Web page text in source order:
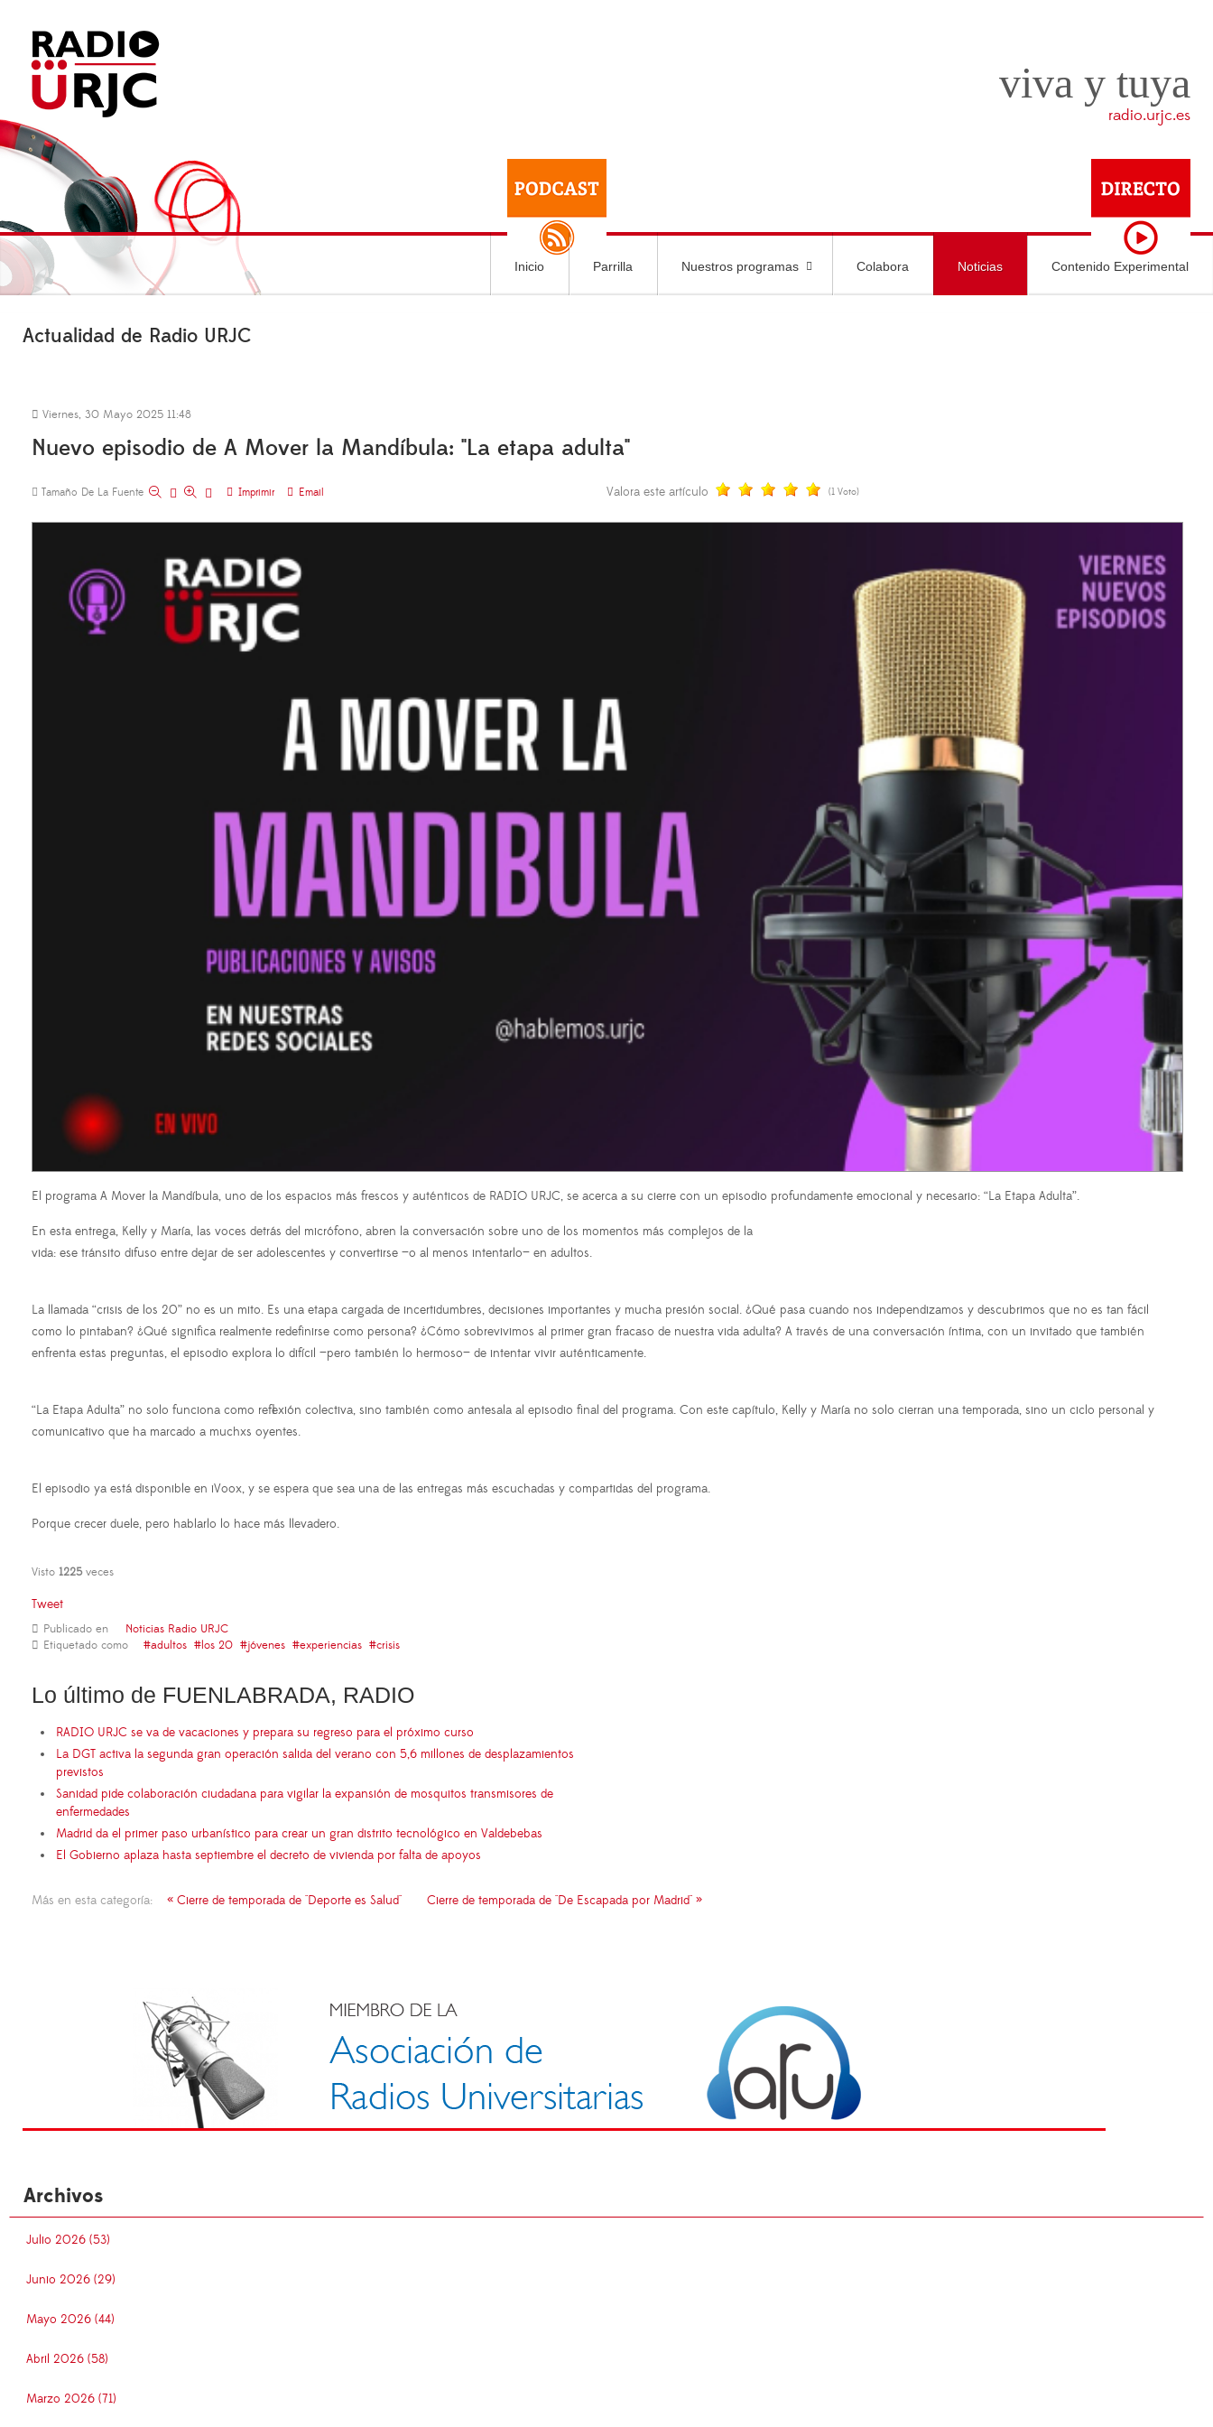
viva y tuya
radio.urjc.es
Inicio Parrilla Nuestros programas Colabora Noticias Contenido Experimental
Actualidad de Radio URJC
Viernes, 30 Mayo 2025 11:48
Nuevo episodio de A Mover la Mandíbula: "La etapa adulta"
Tamaño De La Fuente Imprimir Email Valora este artículo (1 Voto)
El programa A Mover la Mandíbula, uno de los espacios más frescos y auténticos de RADIO URJC, se acerca a su cierre con un episodio profundamente emocional y necesario: “La Etapa Adulta”.
En esta entrega, Kelly y María, las voces detrás del micrófono, abren la conversación sobre uno de los momentos más complejos de la
vida: ese tránsito difuso entre dejar de ser adolescentes y convertirse —o al menos intentarlo— en adultos.
La llamada “crisis de los 20” no es un mito. Es una etapa cargada de incertidumbres, decisiones importantes y mucha presión social. ¿Qué pasa cuando nos independizamos y descubrimos que no es tan fácil
como lo pintaban? ¿Qué significa realmente redefinirse como persona? ¿Cómo sobrevivimos al primer gran fracaso de nuestra vida adulta? A través de una conversación íntima, con un invitado que también
enfrenta estas preguntas, el episodio explora lo difícil —pero también lo hermoso— de intentar vivir auténticamente.
“La Etapa Adulta” no solo funciona como reflexión colectiva, sino también como antesala al episodio final del programa. Con este capítulo, Kelly y María no solo cierran una temporada, sino un ciclo personal y
comunicativo que ha marcado a muchxs oyentes.
El episodio ya está disponible en iVoox, y se espera que sea una de las entregas más escuchadas y compartidas del programa.
Porque crecer duele, pero hablarlo lo hace más llevadero.
Visto 1225veces
Tweet
Publicado en
Noticias Radio URJC
Etiquetado como
adultos los 20 jóvenes experiencias crisis
Lo último de FUENLABRADA, RADIO
RADIO URJC se va de vacaciones y prepara su regreso para el próximo curso
La DGT activa la segunda gran operación salida del verano con 5,6 millones de desplazamientos
previstos
Sanidad pide colaboración ciudadana para vigilar la expansión de mosquitos transmisores de
enfermedades
Madrid da el primer paso urbanístico para crear un gran distrito tecnológico en Valdebebas
El Gobierno aplaza hasta septiembre el decreto de vivienda por falta de apoyos
Más en esta categoría: « Cierre de temporada de "Deporte es Salud" Cierre de temporada de "De Escapada por Madrid" »
Archivos
Julio 2026 (53)
Junio 2026 (29)
Mayo 2026 (44)
Abril 2026 (58)
Marzo 2026 (71)